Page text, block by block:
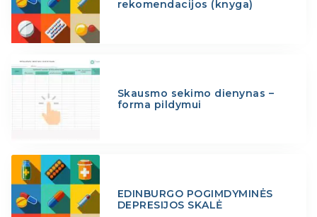
rekomendacijos (knyga)
Skausmo sekimo dienynas –
forma pildymui
EDINBURGO POGIMDYMINĖS
DEPRESIJOS SKALĖ